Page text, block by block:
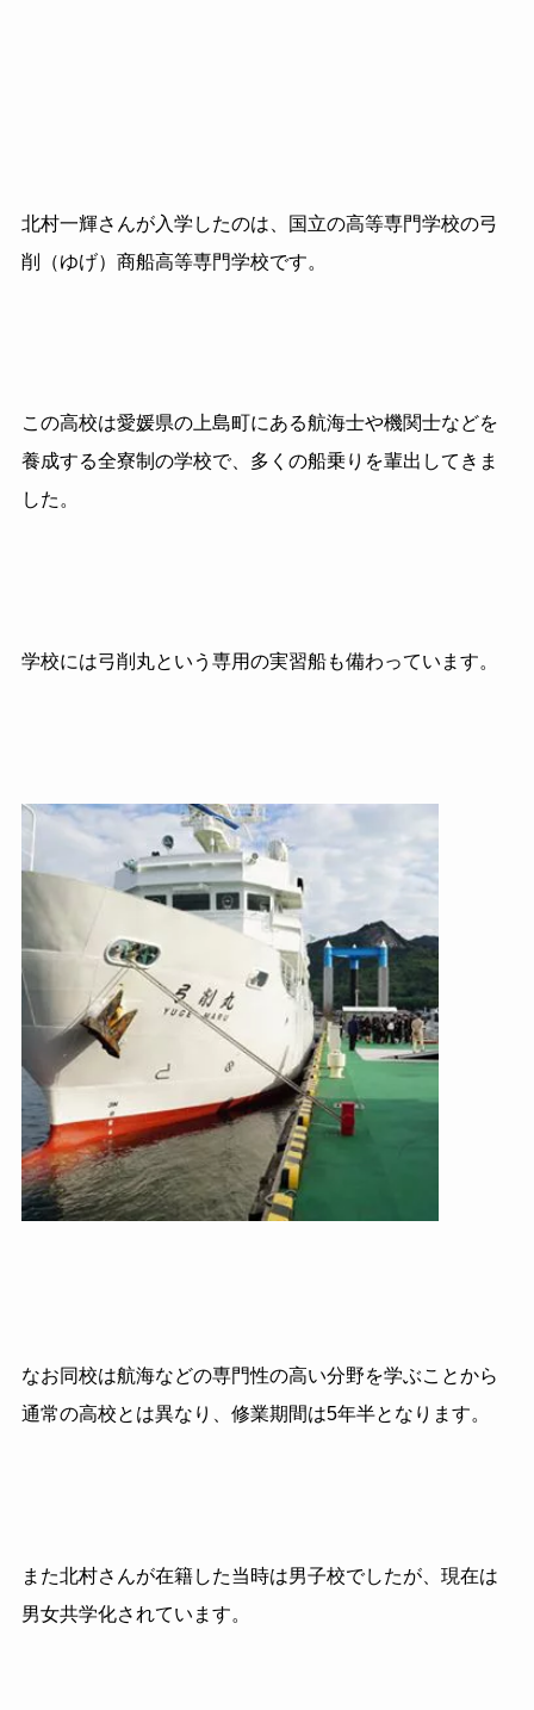
北村一輝さんが入学したのは、国立の高等専門学校の弓
削（ゆげ）商船高等専門学校です。
この高校は愛媛県の上島町にある航海士や機関士などを
養成する全寮制の学校で、 多くの船乗りを輩出してきま
した。
学校には弓削丸という専用の実習船も備わっています。
なお同校は航海などの専門性の高い分野を学ぶことから
通常の高校とは異なり、修業期間は5年半となります。
また北村さんが在籍した当時は男子校でしたが、現在は
男女共学化されています。